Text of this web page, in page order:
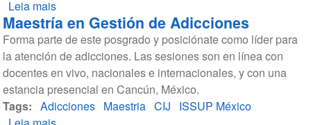
Leia maissobre
Maestría
en
Gestión
de
Adicciones,
Universidad
Maestría en Gestión de Adicciones
Forma parte de este posgrado y posiciónate como líder para
la atención de adicciones. Las sesiones son en línea con
docentes en vivo, nacionales e internacionales, y con una
estancia presencial en Cancún, México.
Tags
Adicciones Maestria CIJ
ISSUP México